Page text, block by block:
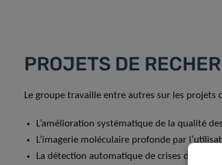
PROJETS DE
Le groupe travaille entre autres sur les projets
L’amélioration systématique de la qualité
L’imagerie moléculaire profonde par
La détection automatique de crises dans